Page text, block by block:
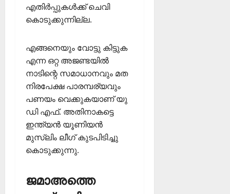
എതിർപ്പുകൾക്ക് ചെവി
കൊടുക്കുന്നില്ല.
എങ്ങനെയും വോട്ടു കിട്ടുക
എന്ന ഒറ്റ അജണ്ടയിൽ
നാടിന്റെ സമാധാനവും മത
നിരപേക്ഷ പാരമ്പര്യവും
പണയം വെക്കുകയാണ് യു
ഡി എഫ്. അതിനാകട്ടെ
ഇന്ത്യൻ യൂണിയൻ
മുസ്ലിം ലീഗ് കുടപിടിച്ചു
കൊടുക്കുന്നു.
ജമാഅത്തെ